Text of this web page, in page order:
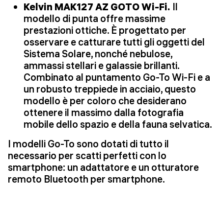
Kelvin MAK127 AZ GOTO Wi-Fi. Il
modello di punta offre massime
prestazioni ottiche. È progettato per
osservare e catturare tutti gli oggetti del
Sistema Solare, nonché nebulose,
ammassi stellari e galassie brillanti.
Combinato al puntamento Go-To Wi-Fi e a
un robusto treppiede in acciaio, questo
modello è per coloro che desiderano
ottenere il massimo dalla fotografia
mobile dello spazio e della fauna selvatica.
I modelli Go-To sono dotati di tutto il
necessario per scatti perfetti con lo
smartphone: un adattatore e un otturatore
remoto Bluetooth per smartphone.